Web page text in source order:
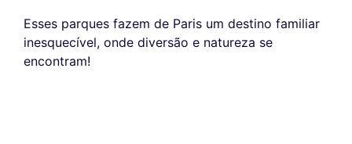
Esses parques fazem de Paris um destino familiar
inesquecível, onde diversão e natureza se
encontram!